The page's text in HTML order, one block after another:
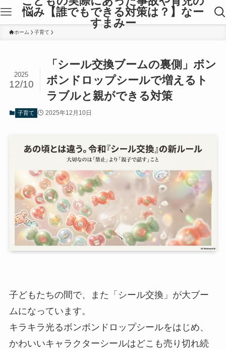
悩み【誰でもできる対策は？】なー
すまみー
ホーム 子育て
「シール交換ブームの裏側」ボン
ボンドロップシールで増えるト
ラブルと親ができる対策
2025
12/10
子育て 2025年12月10日
子どもたちの間で、また「シール交換」が大ブー
ムになっています。
キラキラ光るボンボンドロップシールをはじめ、
かわいいキャラクターシールはどこも売り切れ続